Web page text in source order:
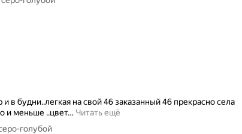
и в будни..легкая на свой 46 заказанный 46 прекрасно села
и меньше ..цвет… Читать ещё
голубой